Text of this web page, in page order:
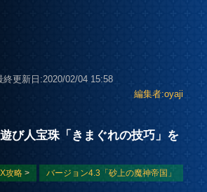
終更新日:2020/02/04 15:58
編集者:oyaji
び人宝珠「きまぐれの技巧」を
攻略> バージョン4.3「砂上の魔神帝国」